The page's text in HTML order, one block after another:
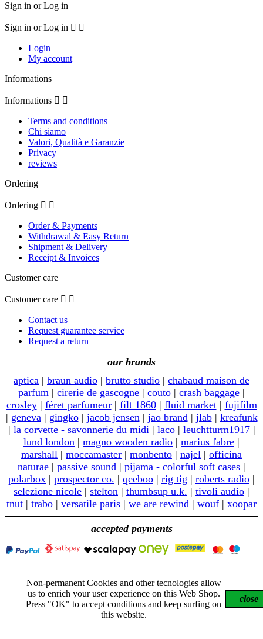
Non-permanent Cookies and other tecnologies allow
us to enrich your user experience on this Web Shop.
Press "OK" to accept conditions and keep surfing on
this website.
close
Sign in or Log in
Sign in or Log in  
Login
My account
Informations
Informations  
Terms and conditions
Chi siamo
Valori, Qualità e Garanzie
Privacy
reviews
Ordering
Ordering  
Order & Payments
Withdrawal & Easy Return
Shipment & Delivery
Receipt & Invoices
Customer care
Customer care  
Contact us
Request guarantee service
Request a return
our brands
aptica | braun audio | brutto studio | chabaud maison de
parfum | cirerie de gascogne | couto | crash baggage |
crosley| féret parfumeur| filt 1860| fluid market| fujifilm
| geneva| gingko| jacob jensen| jao brand| jlab| kreafunk
| la corvette - savonnerie du midi| laco| leuchtturm1917|
lund london | magno wooden radio | marius fabre |
marshall | moccamaster | monbento | najel | officina
naturae | passive sound | pijama - colorful soft cases |
polarbox | prospector co. | qeeboo | rig tig | roberts radio |
selezione nicole | stelton | thumbsup u.k. | tivoli audio |
tnut | trabo | versatile paris | we are rewind | wouf | xoopar
accepted payments
© 2026 - "Nicole" e "nicole" sono marchi registrati.
Tutti i contenuti sono soggetti a copyright.
Nicole di Tonioli Nicoletta